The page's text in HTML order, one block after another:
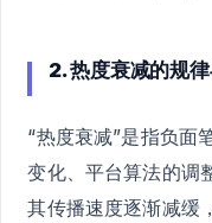
2. 热度衰减的规
“热度衰减”是指负面
变化、平台算法的调
其传播速度逐渐减缓